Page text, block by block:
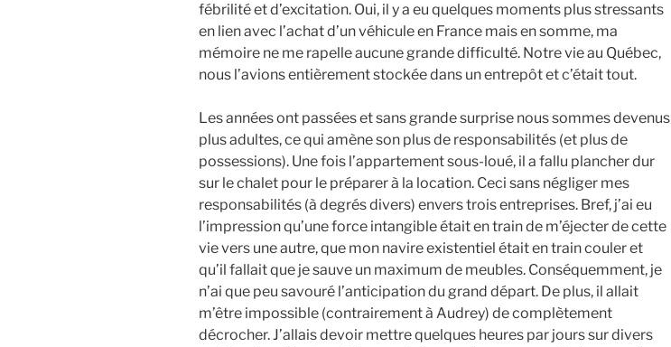
fébrilité et d’excitation. Oui, il y a eu quelques moments plus stressants
en lien avec l’achat d’un véhicule en France mais en somme, ma
mémoire ne me rapelle aucune grande difficulté. Notre vie au Québec,
nous l’avions entièrement stockée dans un entrepôt et c’était tout.
Les années ont passées et sans grande surprise nous sommes devenus
plus adultes, ce qui amène son plus de responsabilités (et plus de
possessions). Une fois l’appartement sous-loué, il a fallu plancher dur
sur le chalet pour le préparer à la location. Ceci sans négliger mes
responsabilités (à degrés divers) envers trois entreprises. Bref, j’ai eu
l’impression qu’une force intangible était en train de m’éjecter de cette
vie vers une autre, que mon navire existentiel était en train couler et
qu’il fallait que je sauve un maximum de meubles. Conséquemment, je
n’ai que peu savouré l’anticipation du grand départ. De plus, il allait
m’être impossible (contrairement à Audrey) de complètement
décrocher. J’allais devoir mettre quelques heures par jours sur divers